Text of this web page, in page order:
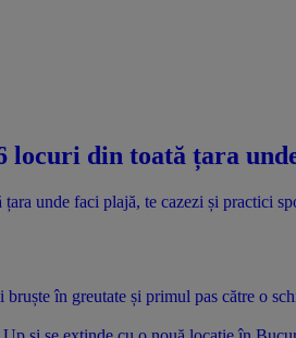
locuri din toată țara
în greutate și primul pas către o